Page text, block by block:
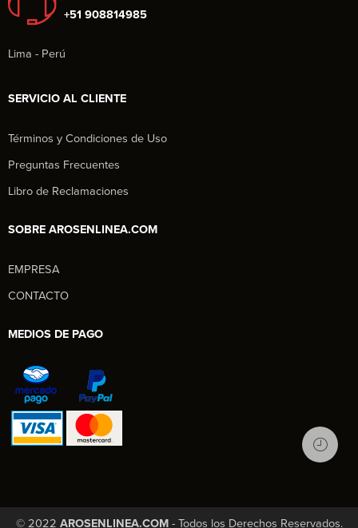
+51 908814985
Lima - Perú
SERVICIO AL CLIENTE
Términos y Condiciones de Uso
Preguntas Frecuentes
Libro de Reclamaciones
SOBRE AROSENLINEA.COM
EMPRESA
CONTACTO
MEDIOS DE PAGO
© 2022 AROSENLINEA.COM- Todos los Derechos Reservados.